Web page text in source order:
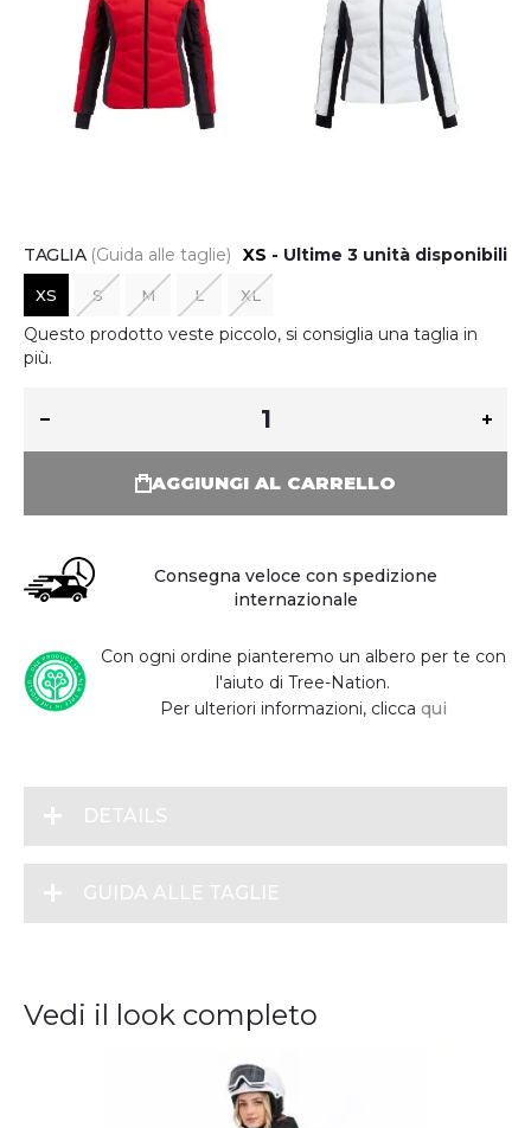
TAGLIA (Guida alle taglie) XS Ultime 3 unità disponibili
XS S M L XL
Questo prodotto veste piccolo, si consiglia una taglia in
più.
AGGIUNGI AL CARRELLO
Consegna veloce con spedizione
internazionale
Con ogni ordine pianteremo un albero per te con
l'aiuto di Tree-Nation.
Per ulteriori informazioni, clicca qui
DETAILS
GUIDA ALLE TAGLIE
Vedi il look completo